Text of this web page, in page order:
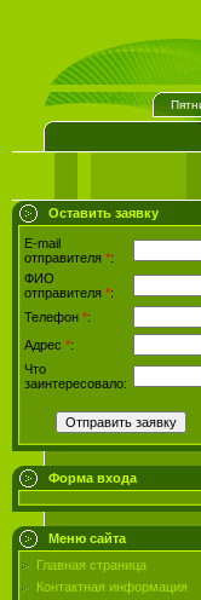
Оставить заявку
E-mail
отправителя *:
ФИО
отправителя *:
Телефон *:
Адрес *:
Что
заинтересовало:
Форма входа
Меню сайта
Главная страница
Контактная информация